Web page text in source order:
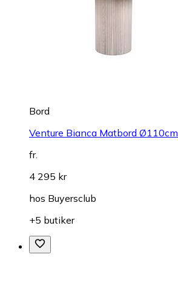
Bord
Venture Bianca Matbord Ø110cm
fr.
4 295 kr
hos Buyersclub
+5 butiker